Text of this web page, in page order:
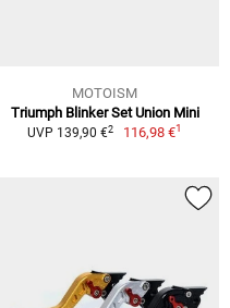
MOTOISM
Triumph Blinker Set Union Mini
UVP 139,90 €2 116,98 €1